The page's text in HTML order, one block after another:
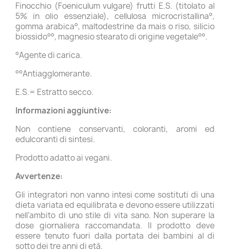
Finocchio (Foeniculum vulgare) frutti E.S. (titolato al
5% in olio essenziale), cellulosa microcristallina°,
gomma arabica°, maltodestrine da mais o riso, silicio
biossido°°, magnesio stearato di origine vegetale°°.
°Agente di carica.
°°Antiagglomerante.
E.S.= Estratto secco.
Informazioni aggiuntive:
Non contiene conservanti, coloranti, aromi ed
edulcoranti di sintesi.
Prodotto adatto ai vegani.
Avvertenze:
Gli integratori non vanno intesi come sostituti di una
dieta variata ed equilibrata e devono essere utilizzati
nell’ambito di uno stile di vita sano. Non superare la
dose giornaliera raccomandata. Il prodotto deve
essere tenuto fuori dalla portata dei bambini al di
sotto dei tre anni di età.